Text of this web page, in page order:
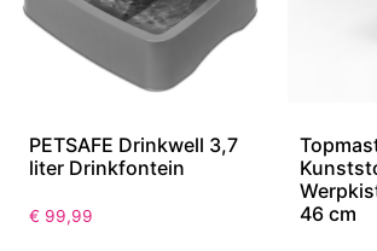
PETSAFE Drinkwell 3,7
liter Drinkfontein
€ 99,99
46 cm